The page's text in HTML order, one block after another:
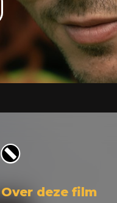
o
Over deze film